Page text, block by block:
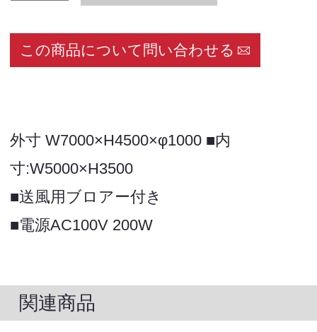
この商品について問い合わせる
外寸 W7000×H4500×φ1000 ■内
寸:W5000×H3500
■送風用ブロアー付き
■電源AC100V 200W
関連商品